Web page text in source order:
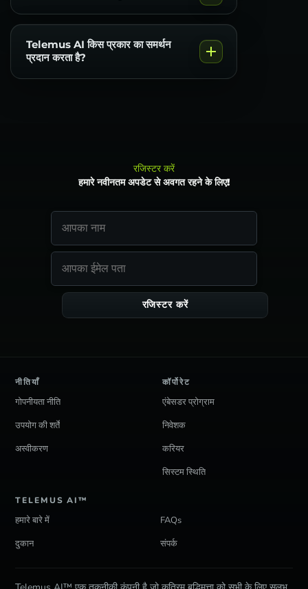
Telemus AI किस प्रकार का समर्थन
प्रदान करता है?
रजिस्टर करें
हमारे नवीनतम अपडेट से अवगत रहने के लिए!
रजिस्टर करें
नीतियाँ
गोपनीयता नीति
उपयोग की शर्तें
अस्वीकरण
कॉर्पोरेट
एंबेसडर प्रोग्राम
निवेशक
करियर
सिस्टम स्थिति
TELEMUS AI™
हमारे बारे में
FAQs
दुकान
संपर्क